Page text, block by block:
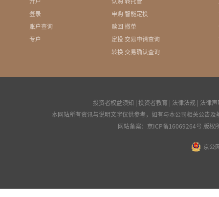
登录
账户查询
专户
申购 智能定投
赎回 撤单
定投 交易申请查询
转换 交易确认查询
投资者权益须知 投资者教育 法律法规
法律声
本网站所有资讯与说明文字仅供参考，如有与本公司相关公告
网站备案： 京ICP备16069264号 版权
京公